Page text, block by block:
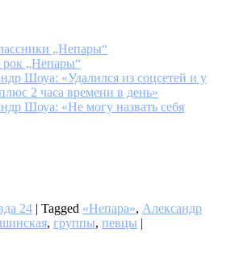
„Непары“
„Непары“
Шоуа: «Удалился из соцсетей и у
2 часа времени в день»
Шоуа: «Не могу назвать себя
24 | Tagged «Непара», Александр
, группы, певцы |